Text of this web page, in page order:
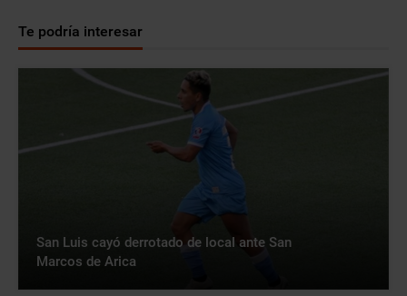
Te podría interesar
San Luis cayó derrotado de local ante San
Marcos de Arica